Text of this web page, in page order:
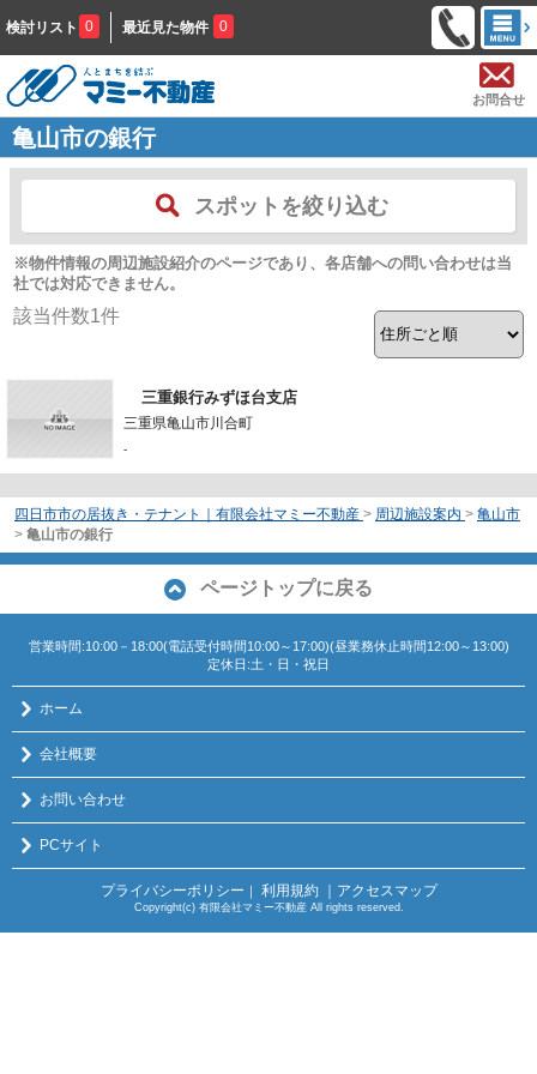
検討リスト 0 最近見た物件 0
お問合せ
亀山市の銀行
スポットを絞り込む
※物件情報の周辺施設紹介のページであり、各店舗への問い合わせは当
社では対応できません。
該当件数1件
三重銀行みずほ台支店
三重県亀山市川合町
-
四日市市の居抜き・テナント｜有限会社マミー不動産 > 周辺施設案内 > 亀山市
> 亀山市の銀行
ページトップに戻る
営業時間:10:00－18:00(電話受付時間10:00～17:00)(昼業務休止時間12:00～13:00)
定休日:土・日・祝日
ホーム
会社概要
お問い合わせ
PCサイト
プライバシーポリシー ｜ 利用規約 ｜アクセスマップ
Copyright(c) 有限会社マミー不動産 All rights reserved.